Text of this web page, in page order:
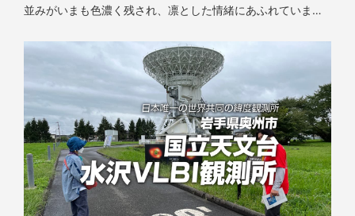
並みがいまも色濃く残され、凛とした情緒にあふれていま
の主な観光スポットを訪れます。